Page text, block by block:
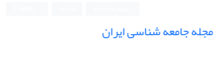
مجله جامعه شناسی ایران